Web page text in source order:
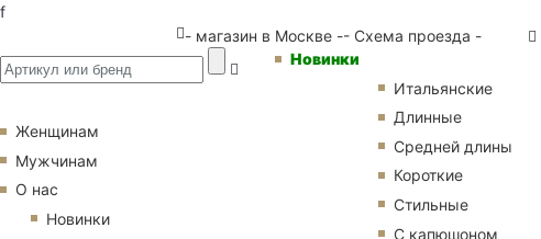
f
- магазин в Москве -- Схема проезда -
Новинки
Итальянские
Длинные
Средней длины
Короткие
Стильные
С капюшоном
Женщинам
Мужчинам
О нас
Новинки